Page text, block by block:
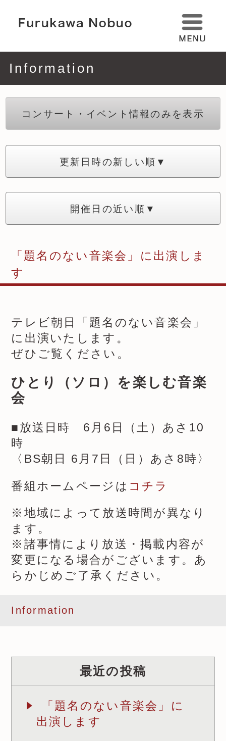
Information
コンサート・イベント情報のみを表示
更新日時の新しい順▼
開催日の近い順▼
「題名のない音楽会」に出演しま
す
テレビ朝日「題名のない音楽会」
に出演いたします。
ぜひご覧ください。
ひとり（ソロ）を楽しむ音楽
会
■放送日時 6月6日（土）あさ10
時
〈BS朝日 6月7日（日）あさ8時〉
番組ホームページは コチラ
※地域によって放送時間が異なり
ます。
※諸事情により放送・掲載内容が
変更になる場合がございます。あ
らかじめご了承ください。
Information
最近の投稿
「題名のない音楽会」に
出演します